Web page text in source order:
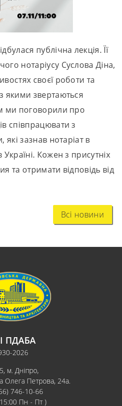
публічна лекція. Її
нотаріусу Суслова Діна,
своєї роботи та
якими звертаються
ми поговорили про
співпрацювати з
які зазнав нотаріат в
Кожен з присутніх
та отримати відповідь від
Всі новини
ПДАБА
2026
м. Дніпро,
Олега Петрова, 24а.
746-10-66
Пн - Пт )